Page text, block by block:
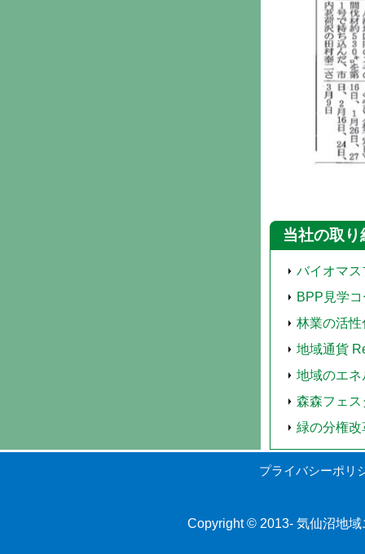
当社の取り
バイオマス
BPP見学
林業の活性
地域通貨
地域のエ
森森フェ
緑の分権改
プライバシーポリ
Copyright © 2013- 気仙沼地